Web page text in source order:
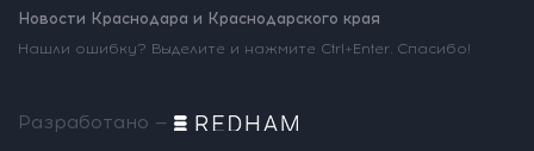
Новости Краснодара и Краснодарского края
Нашли ошибку? Выделите и нажмите Ctrl+Enter. Спасибо!
Разработано —